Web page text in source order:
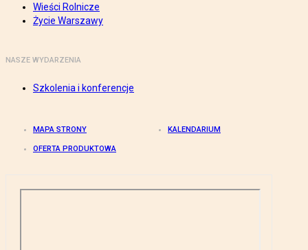
Wieści Rolnicze
Życie Warszawy
NASZE WYDARZENIA
Szkolenia i konferencje
MAPA STRONY KALENDARIUM
OFERTA PRODUKTOWA